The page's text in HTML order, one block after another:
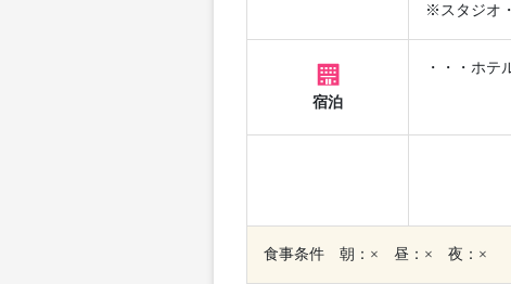
※スタジオ
宿泊
・・・ホテ
食事条件 朝：× 昼：× 夜：×